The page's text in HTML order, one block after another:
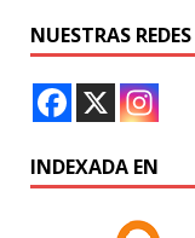
NUESTRAS REDES
INDEXADA EN